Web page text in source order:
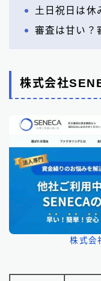
土日祝日は休
審査は甘い？
株式会社
株式会